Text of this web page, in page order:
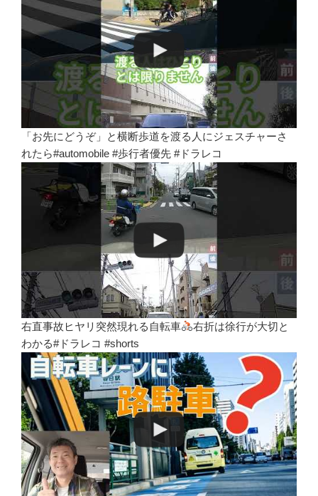
「お先にどうぞ」と横断歩道を渡る人にジェスチャーさ
れたら#automobile #歩行者優先 #ドラレコ
右直事故ヒヤリ突然現れる自転車
右折は徐行が大切と
わかる#ドラレコ #shorts